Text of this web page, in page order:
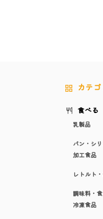
カテ
食べる
乳製品
パン・シ
加工食品
レトルト
調味料・
冷凍食品